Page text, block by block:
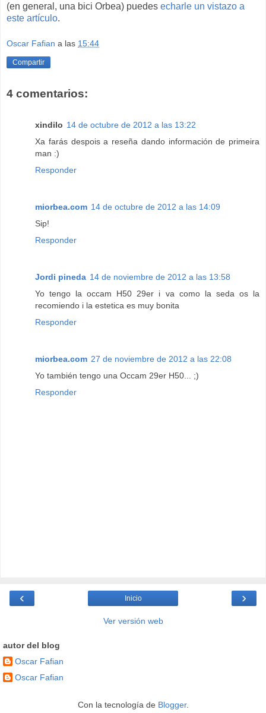
(en general, una bici Orbea) puedes echarle un vistazo a
este artículo.
Oscar Fafian a las 15:44
Compartir
4 comentarios:
xindilo 14 de octubre de 2012 a las 13:22
Xa farás despois a reseña dando información de primeira
man :)
Responder
miorbea.com 14 de octubre de 2012 a las 14:09
Sip!
Responder
Jordi pineda 14 de noviembre de 2012 a las 13:58
Yo tengo la occam H50 29er i va como la seda os la
recomiendo i la estetica es muy bonita
Responder
miorbea.com 27 de noviembre de 2012 a las 22:08
Yo también tengo una Occam 29er H50... ;)
Responder
‹ ›
Inicio
Ver versión web
autor del blog
Oscar Fafian
Oscar Fafian
Con la tecnología de Blogger.